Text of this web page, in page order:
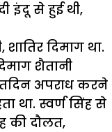
इंदू से हुई थी,
शातिर दिमाग था.
शैतानी
अपराध करने
था. स्वर्ण सिंह से
की दौलत,